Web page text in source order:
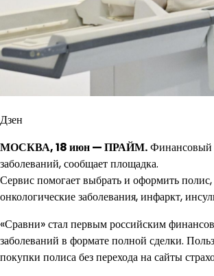
Дзен
МОСКВА, 18 июн — ПРАЙМ.Финансовый
заболеваний, сообщает площадка.
Сервис помогает выбрать и оформить
онкологические заболевания, инфаркт,
«Сравни» стал первым российским
заболеваний в формате полной сделки.
покупки полиса без перехода на сайты